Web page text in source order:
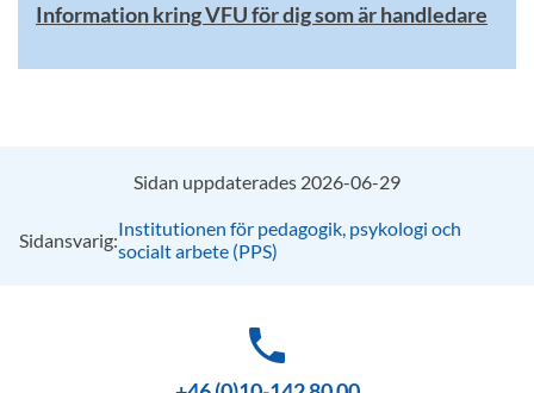
Information kring VFU för dig som är handledare
Sidan uppdaterades 2026-06-29
Sidansvarig:Institutionen för pedagogik, psykologi och
socialt arbete (PPS)
phone